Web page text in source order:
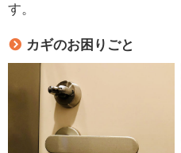
す。
カギのお困りごと